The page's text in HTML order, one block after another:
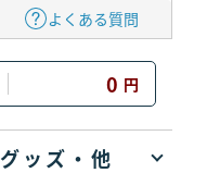
よくある質問
0 円
グッズ・他